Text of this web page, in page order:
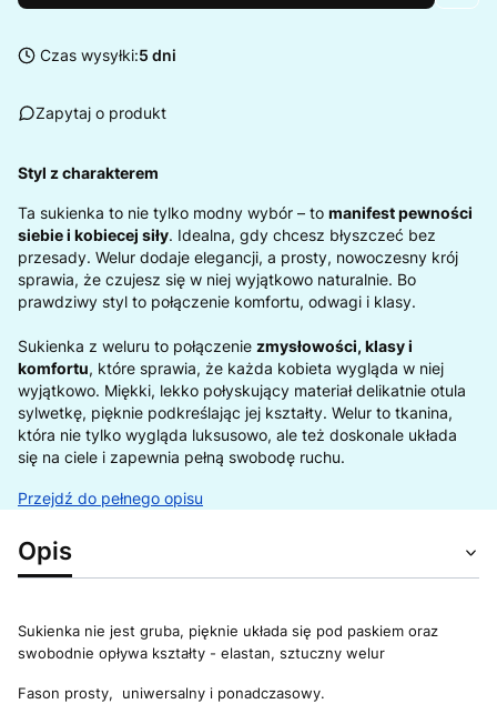
Czas wysyłki:5 dni
Zapytaj o produkt
Styl z charakterem
Ta sukienka to nie tylko modny wybór – to manifest pewności
siebie i kobiecej siły. Idealna, gdy chcesz błyszczeć bez
przesady. Welur dodaje elegancji, a prosty, nowoczesny krój
sprawia, że czujesz się w niej wyjątkowo naturalnie. Bo
prawdziwy styl to połączenie komfortu, odwagi i klasy.
Sukienka z weluru to połączenie zmysłowości, klasy i
komfortu, które sprawia, że każda kobieta wygląda w niej
wyjątkowo. Miękki, lekko połyskujący materiał delikatnie otula
sylwetkę, pięknie podkreślając jej kształty. Welur to tkanina,
która nie tylko wygląda luksusowo, ale też doskonale układa
się na ciele i zapewnia pełną swobodę ruchu.
Przejdź do pełnego opisu
Opis
Sukienka nie jest gruba, pięknie układa się pod paskiem oraz
swobodnie opływa kształty - elastan, sztuczny welur
Fason prosty, uniwersalny i ponadczasowy.